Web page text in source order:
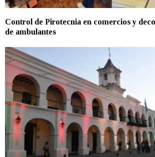
Control de Pirotecnia en comercios y
de ambulantes